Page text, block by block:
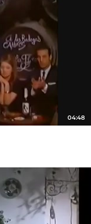
04:48